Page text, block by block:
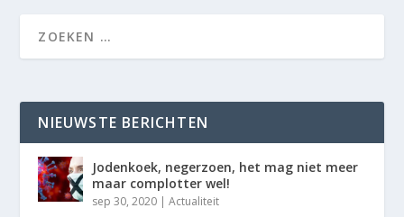
NIEUWSTE BERICHTEN
Jodenkoek, negerzoen, het mag niet meer
maar complotter wel!
sep 30, 2020 |Actualiteit